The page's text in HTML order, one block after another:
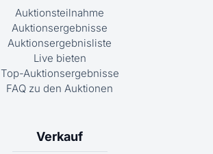
Auktionsteilnahme
Auktionsergebnisse
Auktionsergebnisliste
Live bieten
Top-Auktionsergebnisse
FAQ zu den Auktionen
Verkauf